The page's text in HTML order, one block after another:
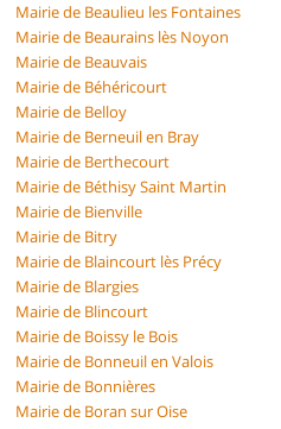
Mairie de Beaulieu les Fontaines
Mairie de Beaurains lès Noyon
Mairie de Beauvais
Mairie de Béhéricourt
Mairie de Belloy
Mairie de Berneuil en Bray
Mairie de Berthecourt
Mairie de Béthisy Saint Martin
Mairie de Bienville
Mairie de Bitry
Mairie de Blaincourt lès Précy
Mairie de Blargies
Mairie de Blincourt
Mairie de Boissy le Bois
Mairie de Bonneuil en Valois
Mairie de Bonnières
Mairie de Boran sur Oise